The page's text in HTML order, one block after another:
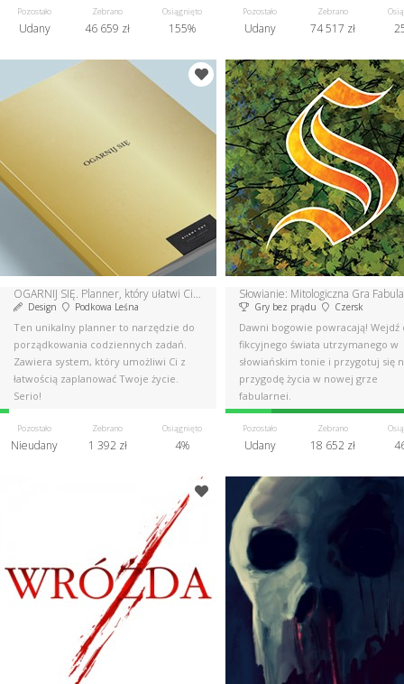
Pozostało
Udany
Zebrano
46 659 zł
Osiągnięto
155%
Pozostało
Udany
Zebrano
74 517 zł
OGARNIJ SIĘ. Planner, który ułatwi Ci życie.
Design Podkowa Leśna
Ten unikalny planner to narzędzie do
porządkowania codziennych zadań.
Zawiera system, który umożliwi Ci z
łatwością zaplanować Twoje życie.
Serio!
Pozostało
Nieudany
Zebrano
1 392 zł
Osiągnięto
4%
Słowianie: Mitologiczna Gra
Gry bez prądu Czersk
Dawni bogowie powracają! Wejdź
fikcyjnego świata utrzymanego w
słowiańskim tonie i przygotuj się
przygodę życia w nowej grze
fabularnej.
Pozostało
Udany
Zebrano
18 652 zł